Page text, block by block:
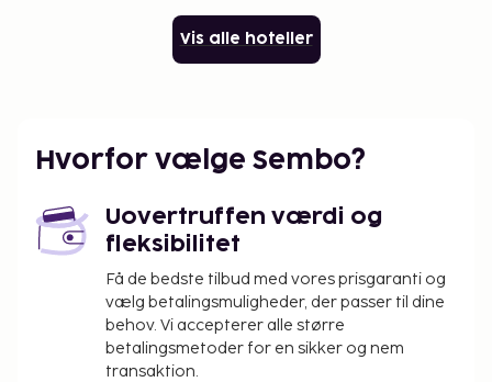
Vis alle hoteller
Hvorfor vælge Sembo?
Uovertruffen værdi og
fleksibilitet
Få de bedste tilbud med vores prisgaranti og
vælg betalingsmuligheder, der passer til dine
behov. Vi accepterer alle større
betalingsmetoder for en sikker og nem
transaktion.